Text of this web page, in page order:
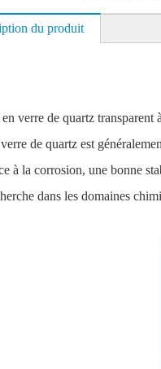
du produit
verre de quartz
de quartz est
à la corrosion, une bonne
dans les domaines